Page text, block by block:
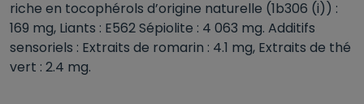
riche en tocophérols d’origine naturelle (1b306 (i)) :
169 mg, Liants : E562 Sépiolite : 4 063 mg. Additifs
sensoriels : Extraits de romarin : 4.1 mg, Extraits de thé
vert : 2.4 mg.